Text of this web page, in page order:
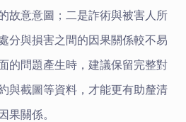
故意意圖；二是詐術與被害人所
分與損害之間的因果關係較不易
的問題產生時，建議保留完整對
與截圖等資料，才能更有助釐清
果關係。